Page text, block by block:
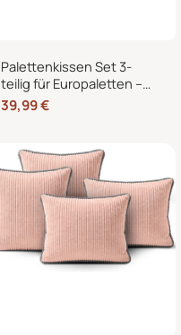
Palettenkissen Set 3-
teilig für Europaletten –
Sitzkissen 120×80 cm + 2
Rückenkissen 40×60 cm
39,99€